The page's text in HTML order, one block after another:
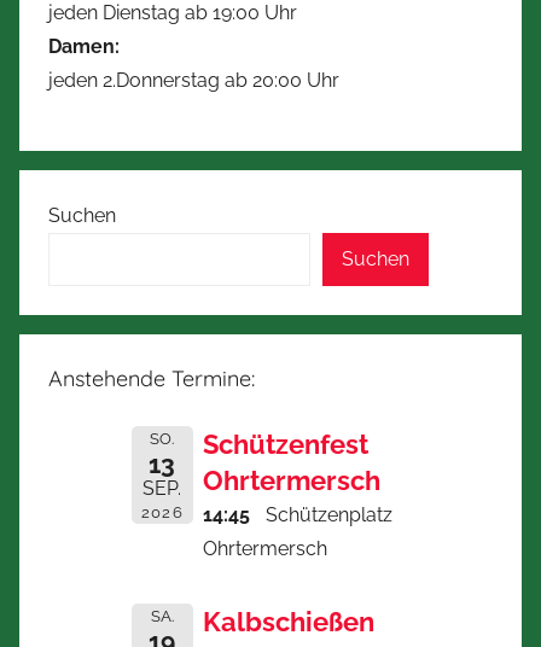
jeden Dienstag ab 19:00 Uhr
Damen:
jeden 2.Donnerstag ab 20:00 Uhr
Suchen
Suchen
Anstehende Termine:
SO.
13
SEP.
2026
Schützenfest
Ohrtermersch
14:45
Schützenplatz
Ohrtermersch
SA. Kalbschießen